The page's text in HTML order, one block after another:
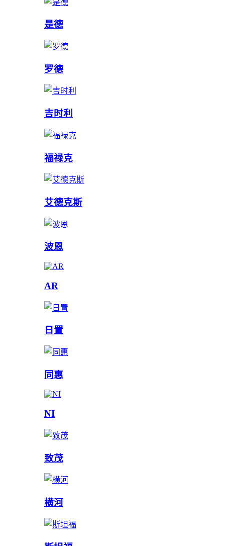
是德
罗德
吉时利
福禄克
艾德克斯
波恩
AR
日置
同惠
NI
致茂
横河